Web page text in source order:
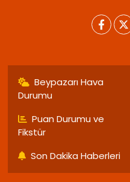
Beypazarı Hava
Durumu
Puan Durumu ve
Fikstür
Son Dakika Haberleri